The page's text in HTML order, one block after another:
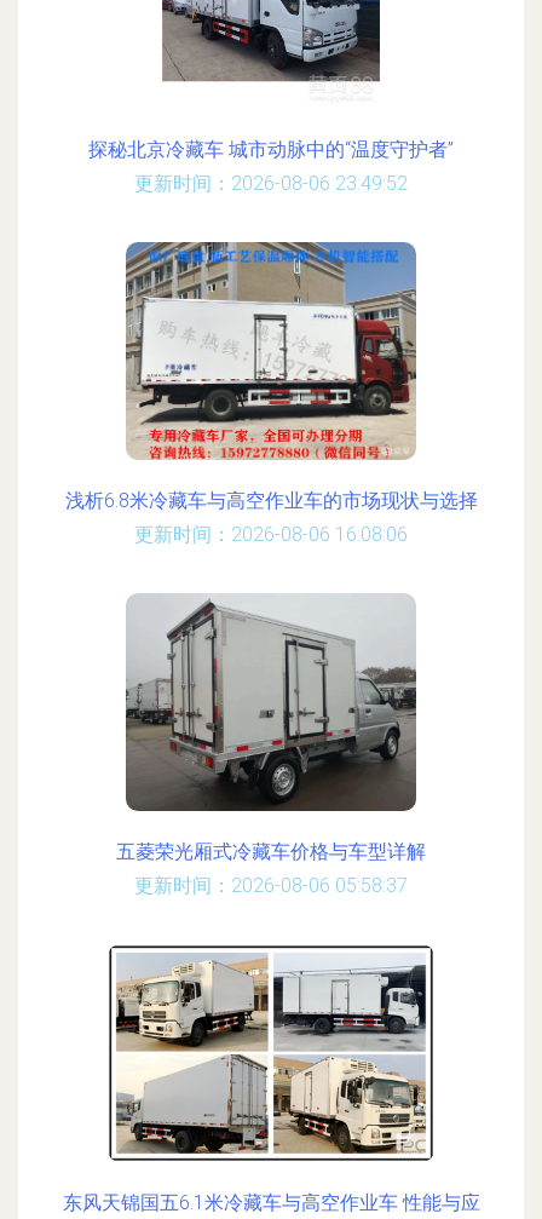
探秘北京冷藏车 城市动脉中的“温度守护者”
更新时间：2026-08-06 23:49:52
浅析6.8米冷藏车与高空作业车的市场现状与选择
更新时间：2026-08-06 16:08:06
五菱荣光厢式冷藏车价格与车型详解
更新时间：2026-08-06 05:58:37
东风天锦国五6.1米冷藏车与高空作业车 性能与应